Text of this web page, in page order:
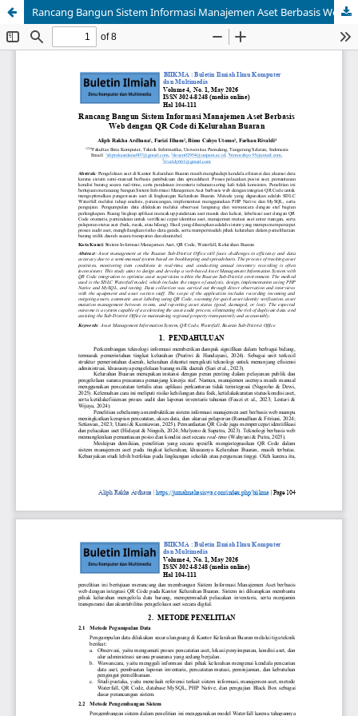
Rancang Bangun Sistem Informasi Manajemen Aset Berbasis Web dengan QR Code di Kelurahan Buaran